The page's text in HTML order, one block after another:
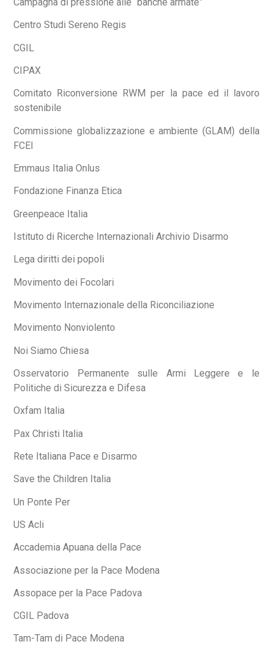
Centro Studi Sereno Regis
CGIL
CIPAX
Comitato Riconversione RWM per la pace ed il lavoro
sostenibile
Commissione globalizzazione e ambiente (GLAM) della
FCEI
Emmaus Italia Onlus
Fondazione Finanza Etica
Greenpeace Italia
Istituto di Ricerche Internazionali Archivio Disarmo
Lega diritti dei popoli
Movimento dei Focolari
Movimento Internazionale della Riconciliazione
Movimento Nonviolento
Noi Siamo Chiesa
Osservatorio Permanente sulle Armi Leggere e le
Politiche di Sicurezza e Difesa
Oxfam Italia
Pax Christi Italia
Rete Italiana Pace e Disarmo
Save the Children Italia
Un Ponte Per
US Acli
Accademia Apuana della Pace
Associazione per la Pace Modena
Assopace per la Pace Padova
CGIL Padova
Tam-Tam di Pace Modena